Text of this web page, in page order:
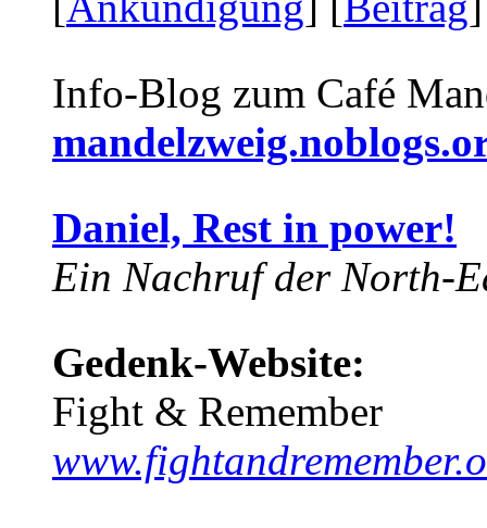
Info-Blog zum Café
Daniel, Rest in power!
Ein Nachruf der North-
Gedenk-Website:
Fight & Remember